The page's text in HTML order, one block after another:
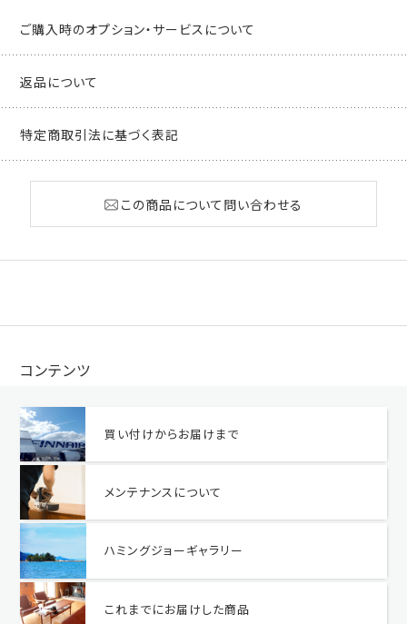
ご購入時のオプション・サービスについて
返品について
特定商取引法に基づく表記
この商品について問い合わせる
コンテンツ
買い付けからお届けまで
メンテナンスについて
ハミングジョーギャラリー
これまでにお届けした商品